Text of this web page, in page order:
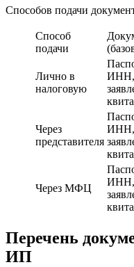
Способов подачи
Способ
подачи
Лично в
налоговую
ИНН,
Через
представителя
ИНН,
Через МФЦ
ИНН,
Перечень
ИП